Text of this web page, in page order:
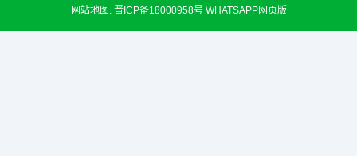
网站地图 晋ICP备18000958号 WHATSAPP网页版